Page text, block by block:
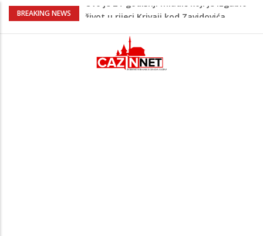
BREAKING NEWS
Na Ahiret preselio LJUBIJANKIĆ (Hasan)
Teška nesreća u BiH: Poginuo
motociklista
Na Ahiret preselio HALILOVIĆ (Smajil)